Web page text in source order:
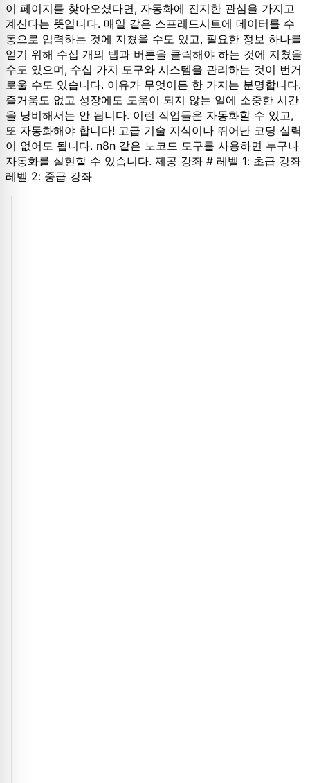
이 페이지를 찾아오셨다면, 자동화에 진지한 관심을 가지고
계신다는 뜻입니다. 매일 같은 스프레드시트에 데이터를 수
동으로 입력하는 것에 지쳤을 수도 있고, 필요한 정보 하나를
얻기 위해 수십 개의 탭과 버튼을 클릭해야 하는 것에 지쳤을
수도 있으며, 수십 가지 도구와 시스템을 관리하는 것이 번거
로울 수도 있습니다. 이유가 무엇이든 한 가지는 분명합니다.
즐거움도 없고 성장에도 도움이 되지 않는 일에 소중한 시간
을 낭비해서는 안 됩니다. 이런 작업들은 자동화할 수 있고,
또 자동화해야 합니다! 고급 기술 지식이나 뛰어난 코딩 실력
이 없어도 됩니다. n8n 같은 노코드 도구를 사용하면 누구나
자동화를 실현할 수 있습니다. 제공 강좌 # 레벨 1: 초급 강좌
레벨 2: 중급 강좌